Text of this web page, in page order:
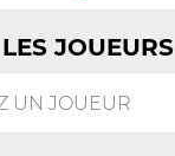
LES JOUEURS